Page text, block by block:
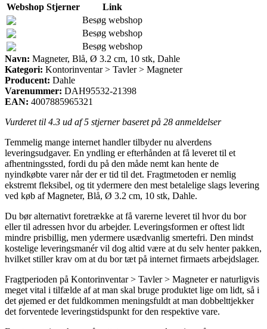
Webshop Stjerner
Link
Besøg webshop
Besøg webshop
Besøg webshop
Navn: Magneter, Blå, Ø 3.2 cm, 10 stk, Dahle
Kategori: Kontorinventar > Tavler > Magneter
Producent: Dahle
Varenummer: DAH95532-21398
EAN: 4007885965321
Vurderet til 4.3 ud af 5 stjerner baseret på 28 anmeldelser
Temmelig mange internet handler tilbyder nu alverdens
leveringsudgaver. En yndling er efterhånden at få leveret til et
afhentningssted, fordi du på den måde nemt kan hente de
nyindkøbte varer når der er tid til det. Fragtmetoden er nemlig
ekstremt fleksibel, og tit ydermere den mest betalelige slags levering
ved køb af Magneter, Blå, Ø 3.2 cm, 10 stk, Dahle.
Du bør alternativt foretrække at få varerne leveret til hvor du bor
eller til adressen hvor du arbejder. Leveringsformen er oftest lidt
mindre prisbillig, men ydermere usædvanlig smertefri. Den mindst
kostelige leveringsmanér vil dog altid være at du selv henter pakken,
hvilket stiller krav om at du bor tæt på internet firmaets arbejdslager.
Fragtperioden på Kontorinventar > Tavler > Magneter er naturligvis
meget vital i tilfælde af at man skal bruge produktet lige om lidt, så i
det øjemed er det fuldkommen meningsfuldt at man dobbelttjekker
det forventede leveringstidspunkt for den respektive vare.